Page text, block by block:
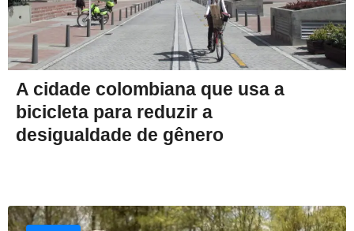
A cidade colombiana que usa a
bicicleta para reduzir a
desigualdade de gênero